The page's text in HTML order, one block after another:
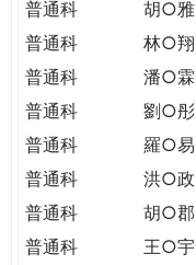
普通科 胡○雅
普通科
林○翔
普通科
潘○霖
普通科
劉○彤
普通科
羅○易
普通科
洪○政
普通科
胡○郡
普通科
王○宇